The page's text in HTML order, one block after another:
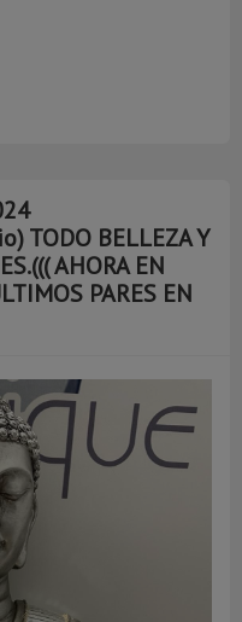
TODO BELLEZA Y
AHORA EN
PARES EN